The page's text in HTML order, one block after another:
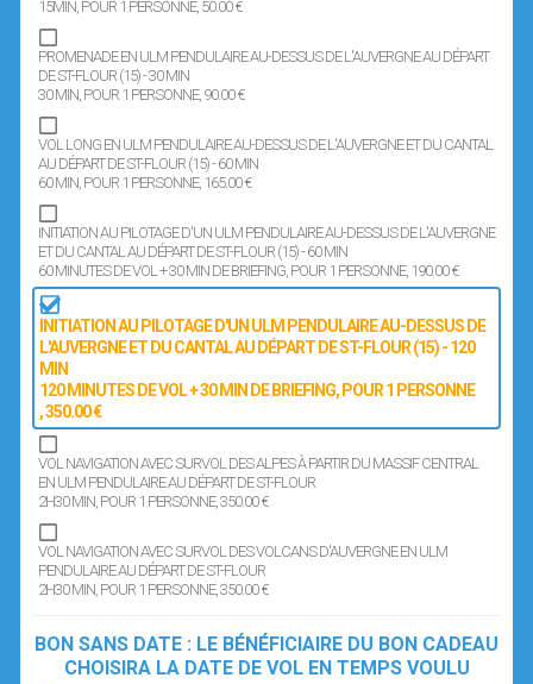
15MIN, POUR 1 PERSONNE, 50.00 €
PROMENADE EN ULM PENDULAIRE AU-DESSUS DE L'AUVERGNE AU DÉPART
DE ST-FLOUR (15) - 30 MIN
30 MIN, POUR 1 PERSONNE, 90.00 €
VOL LONG EN ULM PENDULAIRE AU-DESSUS DE L'AUVERGNE ET DU CANTAL
AU DÉPART DE ST-FLOUR (15) - 60 MIN
60 MIN, POUR 1 PERSONNE, 165.00 €
INITIATION AU PILOTAGE D'UN ULM PENDULAIRE AU-DESSUS DE L'AUVERGNE
ET DU CANTAL AU DÉPART DE ST-FLOUR (15) - 60 MIN
60 MINUTES DE VOL + 30 MIN DE BRIEFING, POUR 1 PERSONNE, 190.00 €
INITIATION AU PILOTAGE D'UN ULM PENDULAIRE AU-DESSUS DE
L'AUVERGNE ET DU CANTAL AU DÉPART DE ST-FLOUR (15) - 120
MIN
120 MINUTES DE VOL + 30 MIN DE BRIEFING, POUR 1 PERSONNE
, 350.00 €
VOL NAVIGATION AVEC SURVOL DES ALPES À PARTIR DU MASSIF CENTRAL
EN ULM PENDULAIRE AU DÉPART DE ST-FLOUR
2H30 MIN, POUR 1 PERSONNE, 350.00 €
VOL NAVIGATION AVEC SURVOL DES VOLCANS D'AUVERGNE EN ULM
PENDULAIRE AU DÉPART DE ST-FLOUR
2H30 MIN, POUR 1 PERSONNE, 350.00 €
BON SANS DATE : LE BÉNÉFICIAIRE DU BON CADEAU
CHOISIRA LA DATE DE VOL EN TEMPS VOULU